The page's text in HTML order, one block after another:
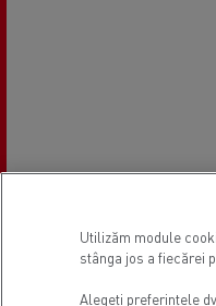
Utilizăm module
stânga jos a fiecărei
Alegeți preferințele